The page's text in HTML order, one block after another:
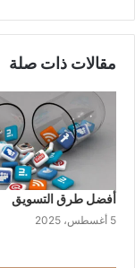
مقالات ذات صلة
أفضل طرق التسويق
5 أغسطس، 2025